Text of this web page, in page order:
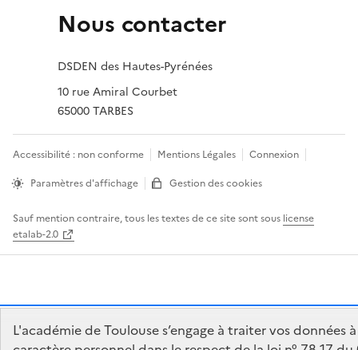
Nous contacter
DSDEN des Hautes-Pyrénées
10 rue Amiral Courbet
65000 TARBES
Accessibilité : non conforme Mentions Légales
Connexion
Paramètres d'affichage
Gestion des cookies
Sauf mention contraire, tous les textes de ce site sont sous license
etalab-2.0
de gestion des cookies
L'académie de Toulouse s’engage à traiter vos données à